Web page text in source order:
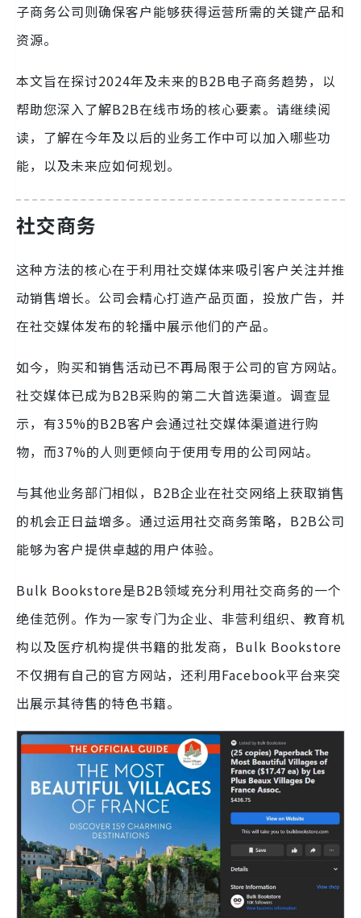
子商务公司则确保客户能够获得运营所需的关键产品和
资源。
本文旨在探讨2024年及未来的B2B电子商务趋势，以
帮助您深入了解B2B在线市场的核心要素。请继续阅
读，了解在今年及以后的业务工作中可以加入哪些功
能，以及未来应如何规划。
社交商务
这种方法的核心在于利用社交媒体来吸引客户关注并推
动销售增长。公司会精心打造产品页面，投放广告，并
在社交媒体发布的轮播中展示他们的产品。
如今，购买和销售活动已不再局限于公司的官方网站。
社交媒体已成为B2B采购的第二大首选渠道。调查显
示，有35%的B2B客户会通过社交媒体渠道进行购
物，而37%的人则更倾向于使用专用的公司网站。
与其他业务部门相似，B2B企业在社交网络上获取销售
的机会正日益增多。通过运用社交商务策略，B2B公司
能够为客户提供卓越的用户体验。
Bulk Bookstore是B2B领域充分利用社交商务的一个
绝佳范例。作为一家专门为企业、非营利组织、教育机
构以及医疗机构提供书籍的批发商，Bulk Bookstore
不仅拥有自己的官方网站，还利用Facebook平台来突
出展示其待售的特色书籍。